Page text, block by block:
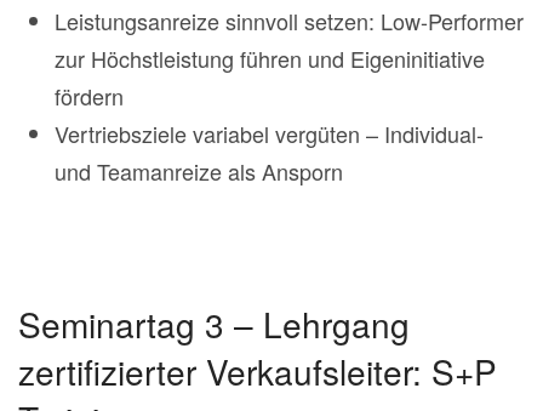
Leistungsanreize sinnvoll setzen: Low-Performer
zur Höchstleistung führen und Eigeninitiative
fördern
Vertriebsziele variabel vergüten – Individual-
und Teamanreize als Ansporn
Seminartag 3 – Lehrgang
zertifizierter Verkaufsleiter: S+P